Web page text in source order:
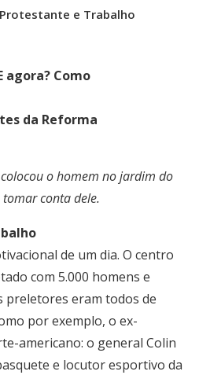
e Trabalho
agora? Como
da Reforma
colocou o homem no jardim do
conta dele.
de um dia. O centro
com 5.000 homens e
preletores eram todos de
por exemplo, o ex-
americano: o general Colin
e locutor esportivo da